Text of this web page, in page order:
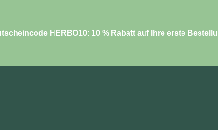
HERBO10: 10 % Rabatt auf Ihre erste